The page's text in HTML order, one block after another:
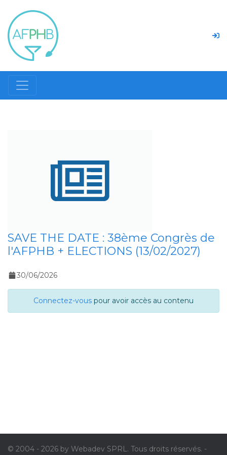
SAVE THE DATE : 38ème Congrès de
l'AFPHB + ELECTIONS (13/02/2027)
30/06/2026
Connectez-vous pour avoir accès au contenu
© 2004 - 2026 by Webadev SPRL. Tous droits réservés. -